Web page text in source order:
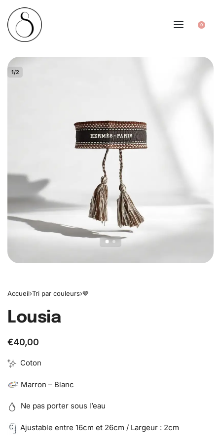
0
1/2
Accueil›Tri par couleurs›🤎
Lousia
€40,00
Coton
Marron – Blanc
Ne pas porter sous l’eau
Ajustable entre 16cm et 26cm / Largeur : 2cm